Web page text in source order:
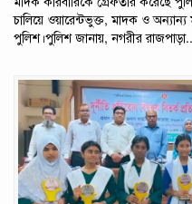
চালিয়ে ওয়ারেন্টভুক্ত, মাদক ও
পুলিশ।পুলিশ জানায়, নগরীর